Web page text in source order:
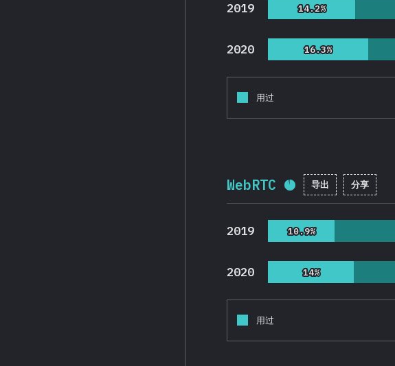
2019 14.2%
14.2%
2020 16.3%
16.3%
用过
WebRTC 完成率: 92.1 %
导出 分享
2019 10.9%
10.9%
2020 14%
14%
用过